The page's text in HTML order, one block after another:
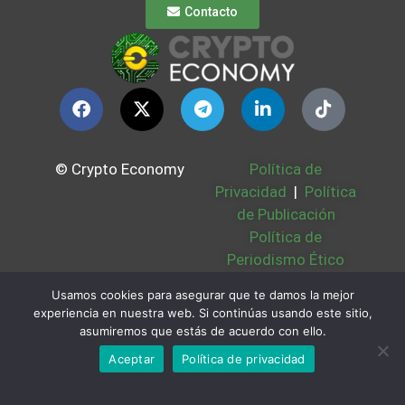
Contacto
© Crypto Economy
Política de
Privacidad | Política
de Publicación
Política de
Periodismo Ético
Bases Legales |
Partners | Sobre
Nosotros
Usamos cookies para asegurar que te damos la mejor
experiencia en nuestra web. Si continúas usando este sitio,
asumiremos que estás de acuerdo con ello.
Aceptar
Política de privacidad